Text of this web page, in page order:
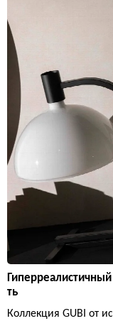
ть
Коллекция GUBI от